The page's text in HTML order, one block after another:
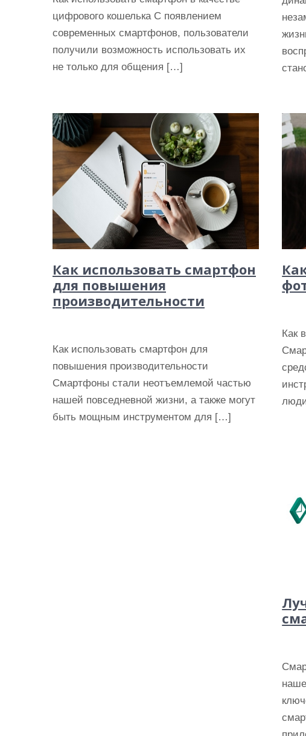
цифрового кошелька С появлением
современных смартфонов, пользователи
получили возможность использовать их
не только для общения […]
Как использовать смартфон
для повышения
производительности
Как использовать смартфон для
повышения производительности
Смартфоны стали неотъемлемой частью
нашей повседневной жизни, а также могут
быть мощным инструментом для […]
Как